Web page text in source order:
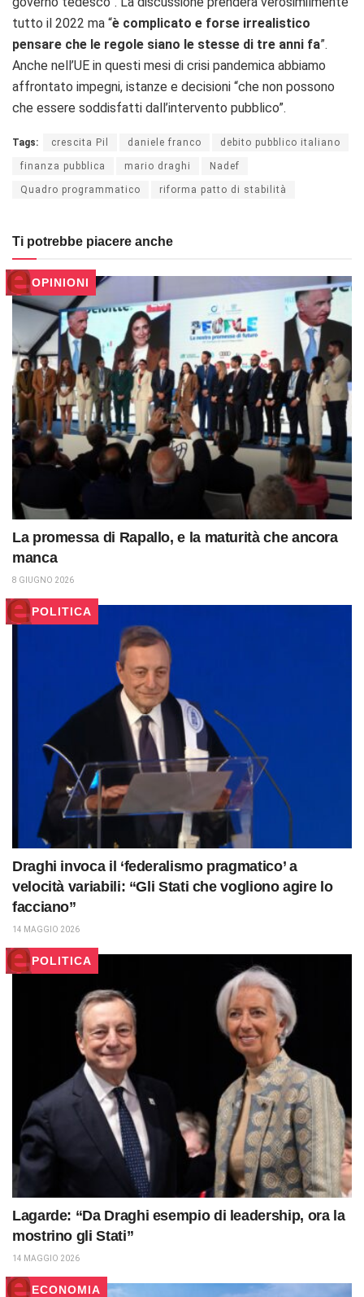
tutto il 2022 ma “è complicato e forse irrealistico
pensare che le regole siano le stesse di tre anni fa”.
Anche nell’UE in questi mesi di crisi pandemica abbiamo
affrontato impegni, istanze e decisioni “che non possono
che essere soddisfatti dall’intervento pubblico”.
Tags: crescita Pil daniele franco debito pubblico italiano
finanza pubblica mario draghi Nadef
Quadro programmatico riforma patto di stabilità
Ti potrebbe piacere anche
OPINIONI
La promessa di Rapallo, e la maturità che ancora
manca
8 GIUGNO 2026
POLITICA
Draghi invoca il ‘federalismo pragmatico’ a
velocità variabili: “Gli Stati che vogliono agire lo
facciano”
14 MAGGIO 2026
POLITICA
Lagarde: “Da Draghi esempio di leadership, ora la
mostrino gli Stati”
14 MAGGIO 2026
ECONOMIA